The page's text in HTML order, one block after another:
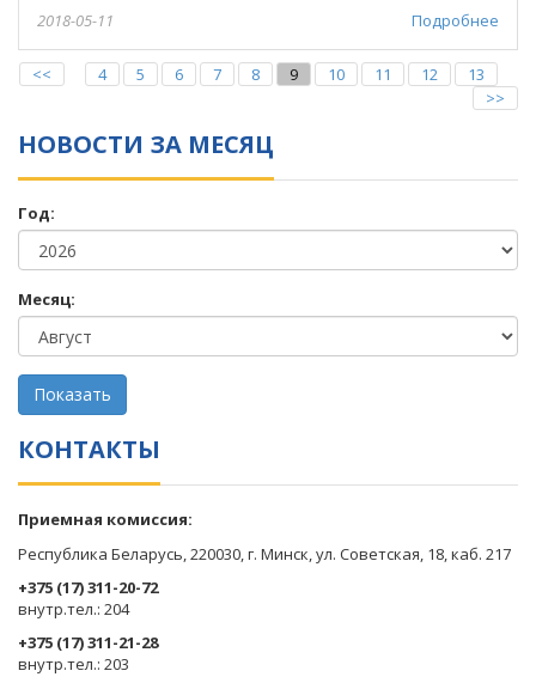
Подробнее
2018-05-11
<< 4 5 6 7 8 9 10 11 12
13
>>
НОВОСТИ ЗА МЕСЯЦ
Год:
Месяц:
КОНТАКТЫ
Приемная комиссия:
Республика Беларусь, 220030, г. Минск, ул. Советская, 18, каб. 217
+375 (17) 311-20-72
​внутр.тел.: 204
+375 (17) 311-21-28
​внутр.тел.: 203